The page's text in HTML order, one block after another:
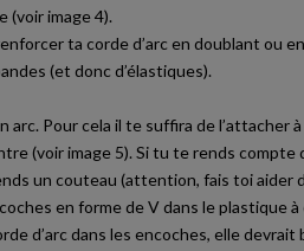
(voir image 4).
ta corde d’arc en doublant ou
(et donc d’élastiques).
Pour cela il te suffira de l’attacher
(voir image 5). Si tu te rends compte
un couteau (attention, fais toi aider
en forme de V dans le plastique à
d’arc dans les encoches, elle devrait